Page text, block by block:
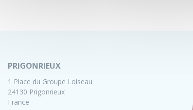
PRIGONRIEUX
1 Place du Groupe Loiseau
24130 Prigonrieux
France